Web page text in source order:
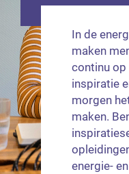
In de
maken
continu op
inspiratie
morgen
maken.
energie-